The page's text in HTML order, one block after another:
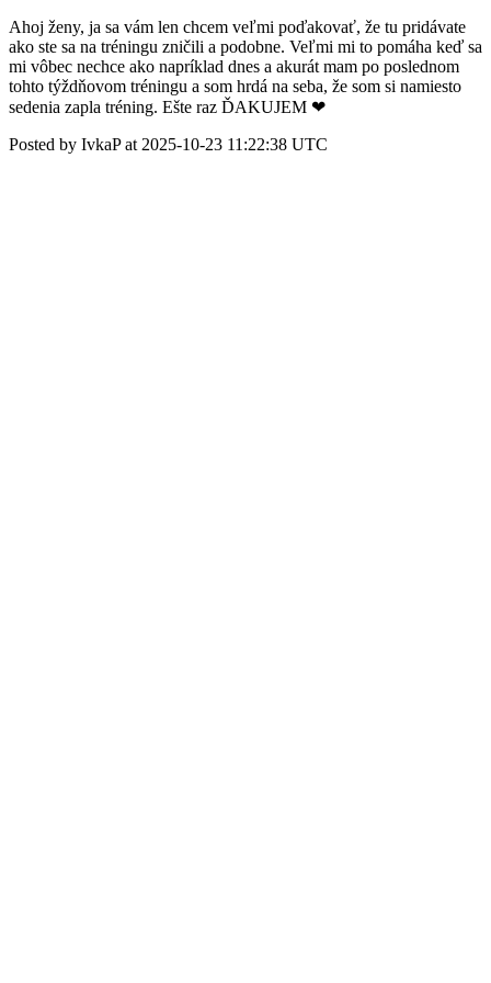
Ahoj ženy, ja sa vám len chcem veľmi poďakovať, že tu pridávate
ako ste sa na tréningu zničili a podobne. Veľmi mi to pomáha keď sa
mi vôbec nechce ako napríklad dnes a akurát mam po poslednom
tohto týždňovom tréningu a som hrdá na seba, že som si namiesto
sedenia zapla tréning. Ešte raz ĎAKUJEM ❤
Posted by IvkaP at 2025-10-23 11:22:38 UTC